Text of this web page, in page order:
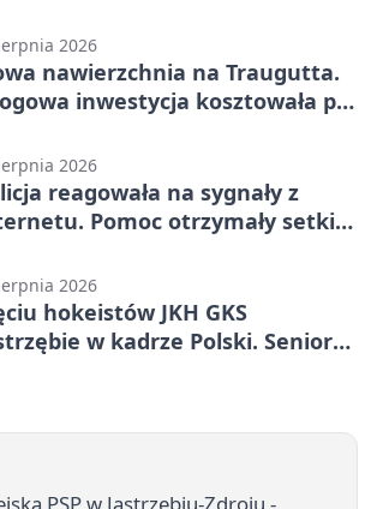
2026
nawierzchnia na Traugutta.
inwestycja kosztowała pół
2026
reagowała na sygnały z
Pomoc otrzymały setki
2026
hokeistów JKH GKS
w kadrze Polski. Seniorzy